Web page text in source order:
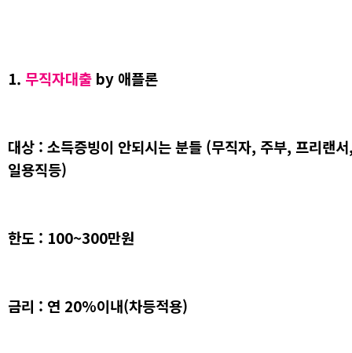
1. 무직자대출 by 애플론
대상 : 소득증빙이 안되시는 분들 (무직자, 주부, 프리랜
일용직등)
한도 : 100~300만원
금리 : 연 20%이내(차등적용)